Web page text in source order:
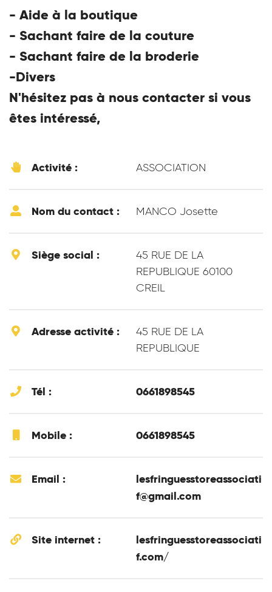
- Aide à la boutique
- Sachant faire de la couture
- Sachant faire de la broderie
-Divers
N'hésitez pas à nous contacter si vous
êtes intéressé,
Activité : ASSOCIATION
Nom du contact : MANCO Josette
Siège social :
45 RUE DE LA
REPUBLIQUE 60100
CREIL
Adresse activité :
45 RUE DE LA
REPUBLIQUE
Tél : 0661898545
Mobile : 0661898545
Email :
lesfringuesstoreassociati
f@gmail.com
Site internet :
lesfringuesstoreassociati
f.com/